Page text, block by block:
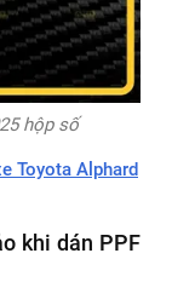
hộp số
Toyota Alphard
khi dán PPF